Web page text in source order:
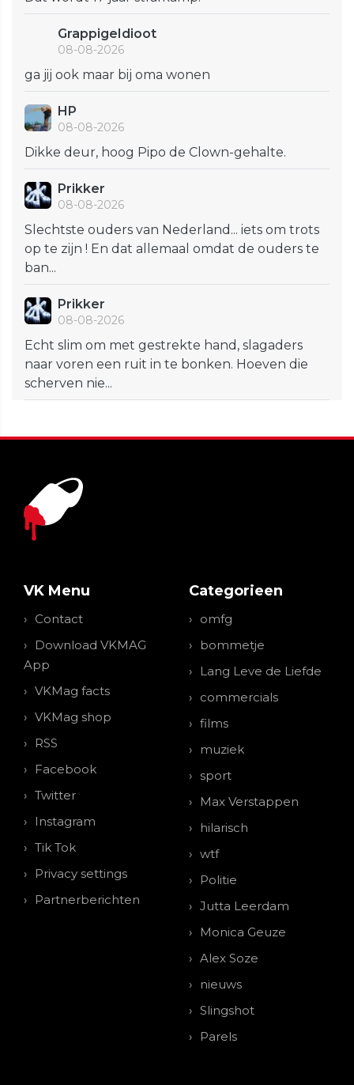
GrappigeIdioot
08-08-2026
ga jij ook maar bij oma wonen
HP
08-08-2026
Dikke deur, hoog Pipo de Clown-gehalte.
Prikker
08-08-2026
Slechtste ouders van Nederland... iets om trots
op te zijn ! En dat allemaal omdat de ouders te
ban...
Prikker
08-08-2026
Echt slim om met gestrekte hand, slagaders
naar voren een ruit in te bonken. Hoeven die
scherven nie...
VK Menu
Contact
Download VKMAG
App
VKMag facts
VKMag shop
RSS
Facebook
Twitter
Instagram
Tik Tok
Privacy settings
Partnerberichten
Categorieen
omfg
bommetje
Lang Leve de Liefde
commercials
films
muziek
sport
Max Verstappen
hilarisch
wtf
Politie
Jutta Leerdam
Monica Geuze
Alex Soze
nieuws
Slingshot
Parels